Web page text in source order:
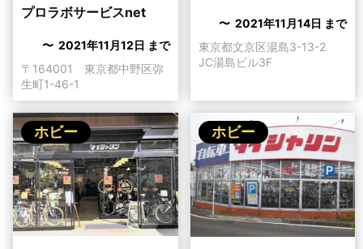
プロラボサービスnet
〜 2021年11月12日 まで
〒164001 東京都中野区弥
生町1-46-1
〜 2021年11月14日 まで
東京都文京区湯島3-13-2
JC湯島ビル3F
ホビー ホビー